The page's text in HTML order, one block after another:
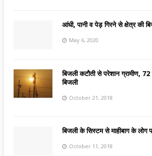
आंधी, पानी व पेड़ गिरने से क्षेत्र की
May 6, 2020
बिजली कटौती से परेशान ग्रामीण, 72
बिजली
October 21, 2018
बिजली के सिस्टम से माहीबाग के लोग
October 11, 2018